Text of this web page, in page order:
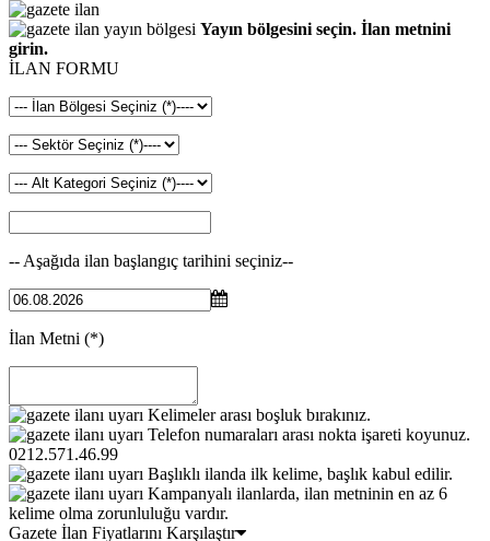
Yayın bölgesini seçin. İlan metnini
girin.
İLAN FORMU
-- Aşağıda ilan başlangıç tarihini seçiniz--
İlan Metni (*)
Kelimeler arası boşluk bırakınız.
Telefon numaraları arası nokta işareti koyunuz.
0212.571.46.99
Başlıklı ilanda ilk kelime, başlık kabul edilir.
Kampanyalı ilanlarda, ilan metninin en az 6
kelime olma zorunluluğu vardır.
Gazete İlan Fiyatlarını Karşılaştır